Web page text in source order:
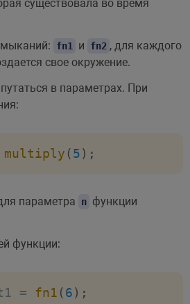
существовала во время
fn1 и fn2 , для каждого
свое окружение.
в параметрах. При
multiply (5) ;
параметра n функции
функции:
= fn1 (6) ;